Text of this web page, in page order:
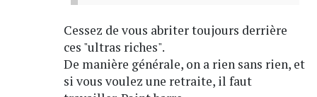
Cessez de vous abriter toujours derrière
ces "ultras riches".
De manière générale, on a rien sans rien, et
si vous voulez une retraite, il faut